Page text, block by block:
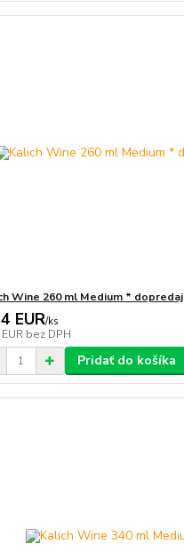
Wine 260 ml Medium * dopredaj
EUR/ks
bez DPH
Pridať do košíka